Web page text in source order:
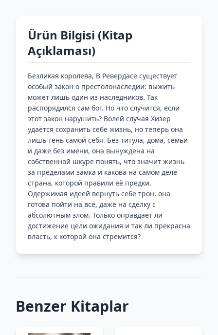
Ürün Bilgisi (Kitap
Açıklaması)
Безликая королева, В Ревердасе существует
особый закон о престолонаследии: выжить
может лишь один из наследников. Так
распорядился сам бог. Но что случится, если
этот закон нарушить? Волей случая Хизер
удаётся сохранить себе жизнь, но теперь она
лишь тень самой себя. Без титула, дома, семьи
и даже без имени, она вынуждена на
собственной шкуре понять, что значит жизнь
за пределами замка и какова на самом деле
страна, которой правили её предки.
Одержимая идеей вернуть себе трон, она
готова пойти на всё, даже на сделку с
абсолютным злом. Только оправдает ли
достижение цели ожидания и так ли прекрасна
власть, к которой она стремится?
Benzer Kitaplar